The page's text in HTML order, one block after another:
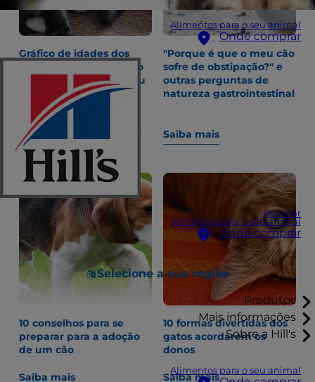
Alimentos para o seu animal
Onde comprar
Registar
Alimentos para o seu animal
Onde comprar
Selecione a sua região
Produtos
Mais informações
Sobre a Hill's
Alimentos para o seu animal
Gráfico de idades dos
gatinhos: Acompanhe o
desenvolvimento do seu
gatinho semana a
semana
Saiba mais
"Porque é que o meu cão
sofre de obstipação?" e
outras perguntas de
natureza gastrointestinal
Saiba mais
10 conselhos para se
preparar para a adoção
de um cão
Saiba mais
10 formas divertidas dos
gatos acordarem os
donos
Saiba mais